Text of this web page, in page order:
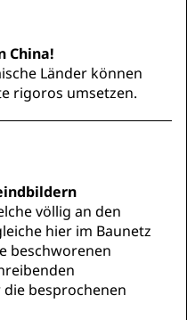
China!
Länder können
rigoros umsetzen.
völlig an den
hier im Baunetz
beschworenen
besprochenen